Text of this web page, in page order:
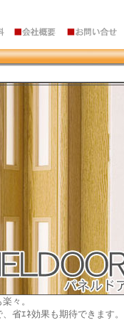
々。
省ｴﾈ効果も期待できます。